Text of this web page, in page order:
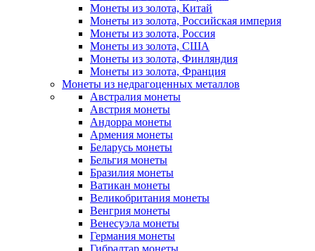
Монеты из золота, Китай
Монеты из золота, Российская империя
Монеты из золота, Россия
Монеты из золота, США
Монеты из золота, Финляндия
Монеты из золота, Франция
Монеты из недрагоценных металлов
Австралия монеты
Австрия монеты
Андорра монеты
Армения монеты
Беларусь монеты
Бельгия монеты
Бразилия монеты
Ватикан монеты
Великобритания монеты
Венгрия монеты
Венесуэла монеты
Германия монеты
Гибралтар монеты